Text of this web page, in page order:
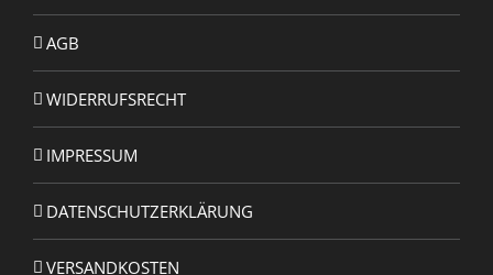
AGB
WIDERRUFSRECHT
IMPRESSUM
DATENSCHUTZERKLÄRUNG
VERSANDKOSTEN